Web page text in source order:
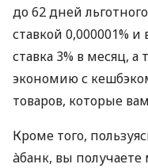
до 62 дней
ставкой 0,000001%
ставка 3% в месяц,
экономию с
товаров, которые
Кроме того,
àбанк, вы